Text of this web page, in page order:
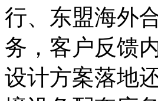
行、东盟海外
务，客户反馈
设计方案落地